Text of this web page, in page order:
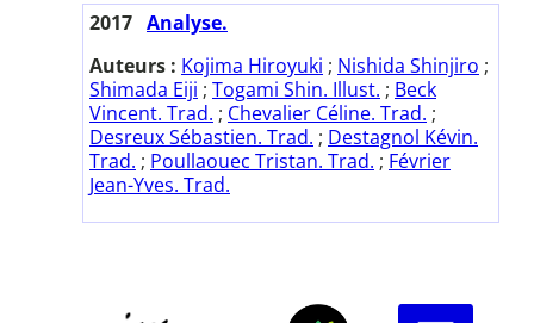
2017 Analyse.
Auteurs : Kojima Hiroyuki ; Nishida Shinjiro ;
Shimada Eiji ; Togami Shin. Illust. ; Beck
Vincent. Trad. ; Chevalier Céline. Trad. ;
Desreux Sébastien. Trad. ; Destagnol Kévin.
Trad. ; Poullaouec Tristan. Trad. ; Février
Jean-Yves. Trad.